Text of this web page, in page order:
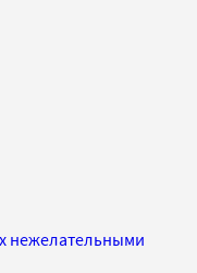
нежелательными